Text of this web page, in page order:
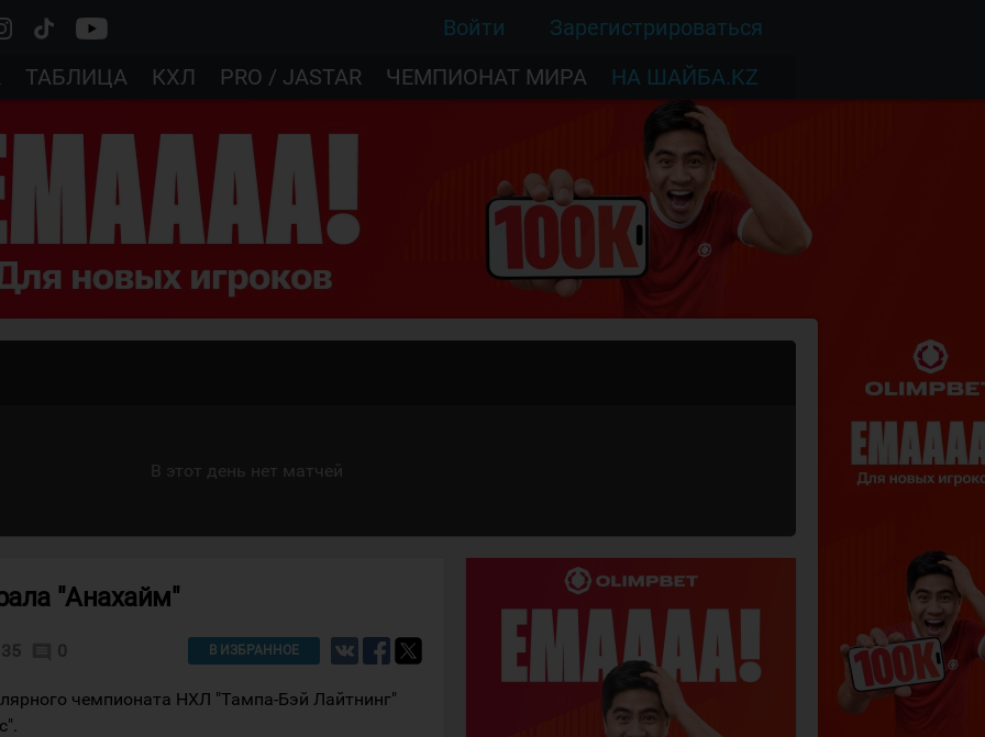
Войти
Зарегистрироваться
ТАБЛИЦА КХЛ PRO / JASTAR ЧЕМПИОНАТ МИРА НА ШАЙБА.KZ
В этот день нет матчей
"Анахайм"
35 0 В ИЗБРАННОЕ
чемпионата НХЛ "Тампа-Бэй Лайтнинг"